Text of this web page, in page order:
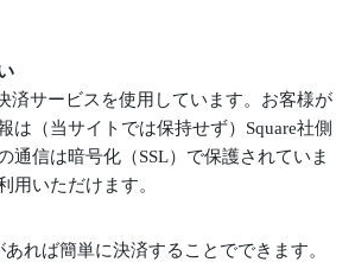
済サービスを使用しています。お客様が
は（当サイトでは保持せず）Square社側
通信は暗号化（SSL）で保護されていま
用いただけます。
れば簡単に決済することでできます。